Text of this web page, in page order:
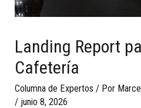
Landing Report
Cafetería
Columna de Expertos / Por
/ junio 8, 2026